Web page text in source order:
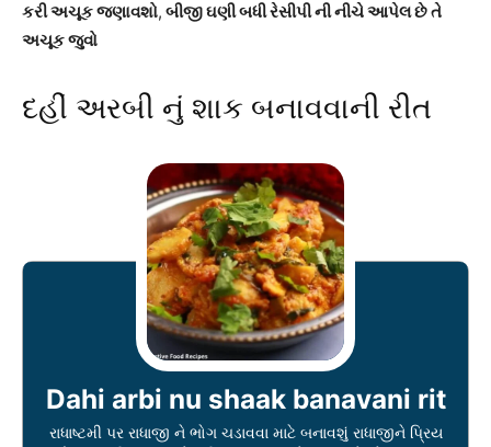
કરી અચૂક જણાવશો, બીજી ઘણી બધી રેસીપી ની નીચે આપેલ છે તે
અચૂક જુવો
દહીં અરબી નું શાક બનાવવાની રીત
Dahi arbi nu shaak banavani rit
રાધાષ્ટમી પર રાધાજી ને ભોગ ચડાવવા માટે બનાવશું રાધાજીને પ્રિય